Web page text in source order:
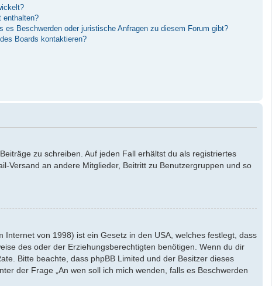
enthalten?
es Beschwerden oder juristische Anfragen zu diesem Forum gibt?
Boards kontaktieren?
zu schreiben. Auf jeden Fall erhältst du als registriertes
Versand an andere Mitglieder, Beitritt zu Benutzergruppen und so
von 1998) ist ein Gesetz in den USA, welches festlegt, dass
des oder der Erziehungsberechtigten benötigen. Wenn du dir
Bitte beachte, dass phpBB Limited und der Besitzer dieses
der Frage „An wen soll ich mich wenden, falls es Beschwerden